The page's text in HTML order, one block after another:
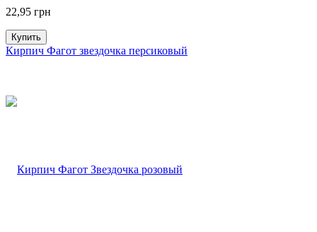
22,95 грн
Купить
Кирпич Фагот звездочка персиковый